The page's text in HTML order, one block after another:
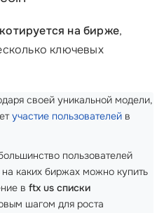
на бирже,
ключевых
своей уникальной модели,
участие пользователей в
пользователей
каких биржах можно купить
в ftx us списки
шагом для роста